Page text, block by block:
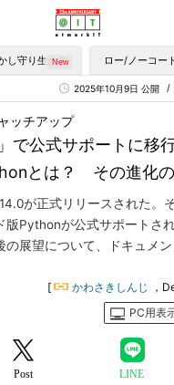
し守り生かす ロー/ノーコー
2025年10月9日 公開
で公式サポートに移
とは？ その進化
ッチアップ
が正式リリースされた。
版Pythonが公式サポートさ
の展望について、ドキュメ
[ かわさきしんじ
，
PC用表
Post LINE